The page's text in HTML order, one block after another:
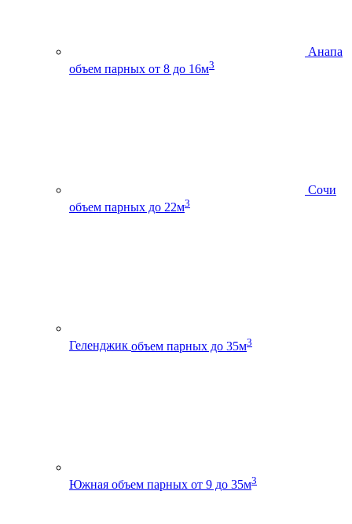
Анапа
объем парных от 8 до 16м3
Сочи
объем парных до 22м3
Геленджик объем парных до 35м3
Южная объем парных от 9 до 35м3